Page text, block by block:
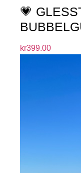
💗
kr399.00